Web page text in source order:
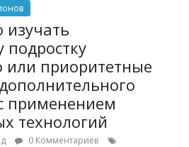
изучать
или приоритетные
применением
технологий
0 Комментариев